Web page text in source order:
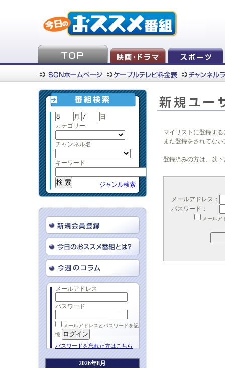
月
日
カテゴリー
チャンネル名
キーワード
ジャンル検索
メールアドレス
パスワード
メールアドレスとパスワードを記
憶
パスワードを忘れた方はこちら
2026年8月
マイリストに登録す
また登録をされてな
登録済みの方は、以
メールアドレス：
パスワード：
メールア